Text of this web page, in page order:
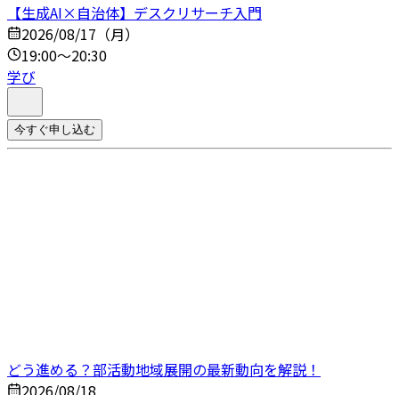
【生成AI×自治体】デスクリサーチ入門
2026/08/17（月）
19:00～20:30
学び
今すぐ申し込む
どう進める？部活動地域展開の最新動向を解説！
2026/08/18